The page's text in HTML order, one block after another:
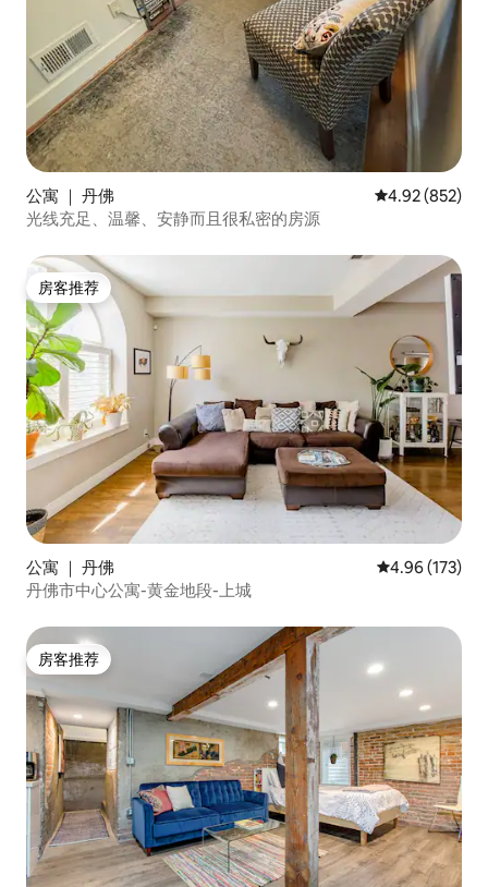
公寓 ｜ 丹佛 平均评分 4.92
4.92 (852)
光线充足、温馨、安静而且很私密的房源
房客推荐
房客推荐
公寓 ｜ 丹佛 平均评分 4.96
4.96 (173)
丹佛市中心公寓-黄金地段-上城
房客推荐
房客推荐